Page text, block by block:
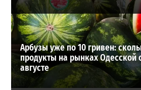
Арбузы уже по 10 гривен:
продукты на рынках Одесской
августе